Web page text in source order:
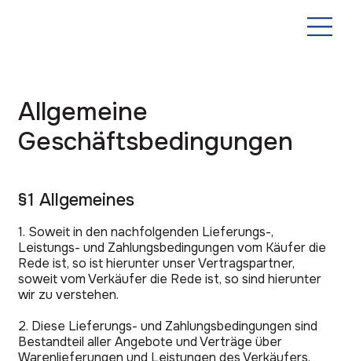
Allgemeine
Geschäftsbedingungen
§1 Allgemeines
1. Soweit in den nachfolgenden Lieferungs-,
Leistungs- und Zahlungsbedingungen vom Käufer die
Rede ist, so ist hierunter unser Vertragspartner,
soweit vom Verkäufer die Rede ist, so sind hierunter
wir zu verstehen.
2. Diese Lieferungs- und Zahlungsbedingungen sind
Bestandteil aller Angebote und Verträge über
Warenlieferungen und Leistungen des Verkäufers,